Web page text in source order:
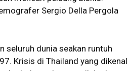
Sergio Della Pergola
seluruh dunia seakan runtuh
Krisis di Thailand yang dikenal